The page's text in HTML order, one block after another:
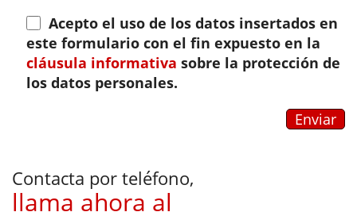
Acepto el uso de los datos insertados en
este formulario con el fin expuesto en la
cláusula informativa sobre la protección de
los datos personales.
Contacta por teléfono,
llama ahora al